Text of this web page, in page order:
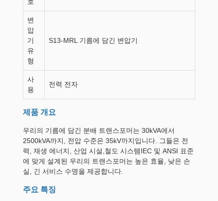
변
압
기
유
형
S13-MRL 기름에 담긴 변압기
사
용
전력 전자
제품 개요
우리의 기름에 담긴 분배 트랜스포머는 30kVA에서
2500kVA까지, 전압 수준은 35kV까지입니다. 그들은 전
력, 재생 에너지, 산업 시설,철도 시스템IEC 및 ANSI 표준
에 맞게 설계된 우리의 트랜스포머는 높은 효율, 낮은 손
실, 긴 서비스 수명을 제공합니다.
주요 특징